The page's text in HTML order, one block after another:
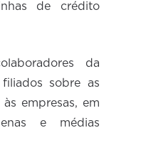
de crédito
da
filiados sobre as
empresas, em
e médias